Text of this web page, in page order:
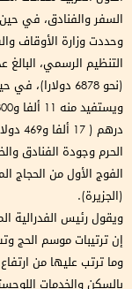
السفر والفنادق، في
وحددت وزارة الأوقاف
(نحو 6878
الحرم وجودة الفنادق
الفوج الأول من الحجاج
(الجزيرة).
ويقول رئيس الفدرالية
إن ترتيبات موسم الحج
وما ترتب عليها من
بالسكن والخدمات